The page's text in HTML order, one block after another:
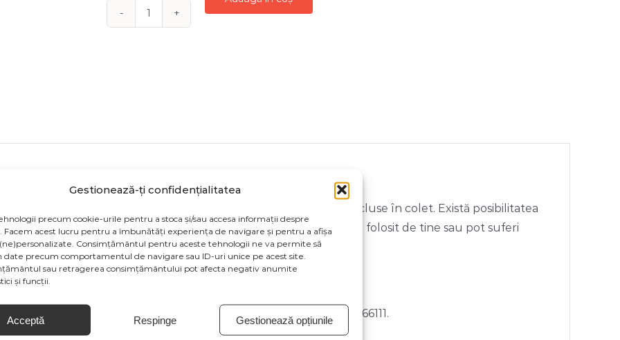
Gestionează-ți confidențialitatea
precum cookie-urile pentru a stoca și/sau accesa informații despre
Facem acest lucru pentru a îmbunătăți experiența de navigare și pentru a afișa
Consimțământul pentru aceste tehnologii ne va permite să
date precum comportamentul de navigare sau ID-uri unice pe acest site.
sau retragerea consimțământului pot afecta negativ anumite
și funcții.
Acceptă Respinge Gestionează opțiunile
sunt cu titlu de prezentare și pot conține accesorii neincluse în colet. Există posibilitatea
de culoare să fie afișate eronat în funcție de dispozitivul vizual folosit de tine sau pot suferi
la producătorul produsului.
in 24-48 de ore, prin serviciul de curierat DPD.
detalii va stam la dispozitie la numarul de telefon +40722466111.